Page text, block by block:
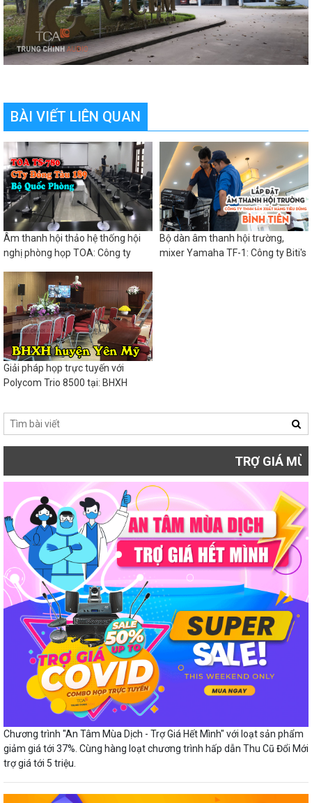
BÀI VIẾT LIÊN QUAN
Âm thanh hội thảo hệ thống hội
nghị phòng họp TOA: Công ty
Bộ dàn âm thanh hội trường,
mixer Yamaha TF-1: Công ty Biti's
Giải pháp họp trực tuyến với
Polycom Trio 8500 tại: BHXH
TRỢ GIÁ MÙA DỊCH
Chương trình "An Tâm Mùa Dịch - Trợ Giá Hết Mình" với loạt sản phẩm
giảm giá tới 37%. Cùng hàng loạt chương trình hấp dẫn Thu Cũ Đổi Mới
trợ giá tới 5 triệu.